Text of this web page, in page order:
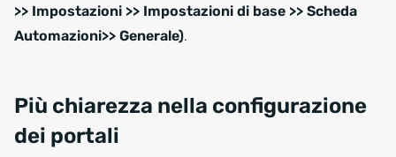
>> Impostazioni >> Impostazioni di base >> Scheda
Automazioni>> Generale).
Più chiarezza nella configurazione
dei portali